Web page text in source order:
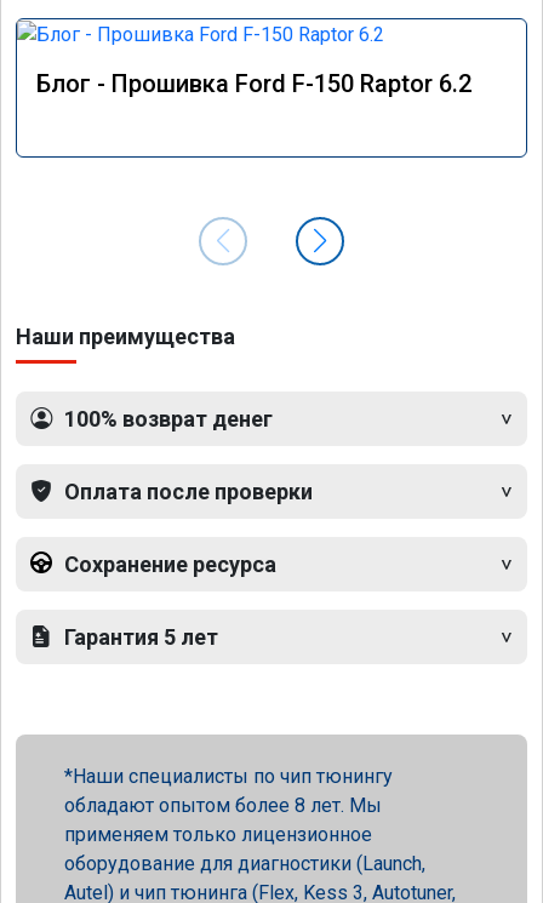
Блог - Прошивка Ford F-150 Raptor 6.2
Наши преимущества
100% возврат денег
Оплата после проверки
Сохранение ресурса
Гарантия 5 лет
Наши специалисты по чип тюнингу
обладают опытом более 8 лет. Мы
применяем только лицензионное
оборудование для диагностики (Launch,
Autel) и чип тюнинга (Flex, Kess 3, Autotuner,